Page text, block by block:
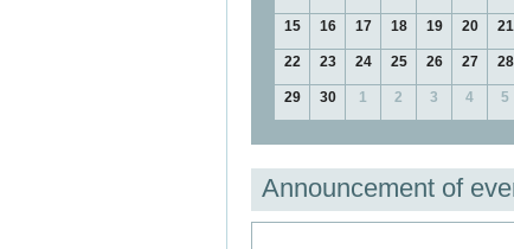
15 16 17 18 19 20 21
22 23 24 25 26 27 28
29 30 1 2 3 4 5
Announcement of